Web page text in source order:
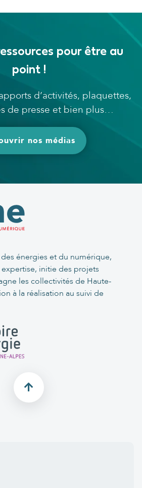
pour être au
point !
d’activités, plaquettes,
de presse et bien plus…
nos médias
énergies et du numérique,
initie des projets
les collectivités de Haute-
à la réalisation au suivi de